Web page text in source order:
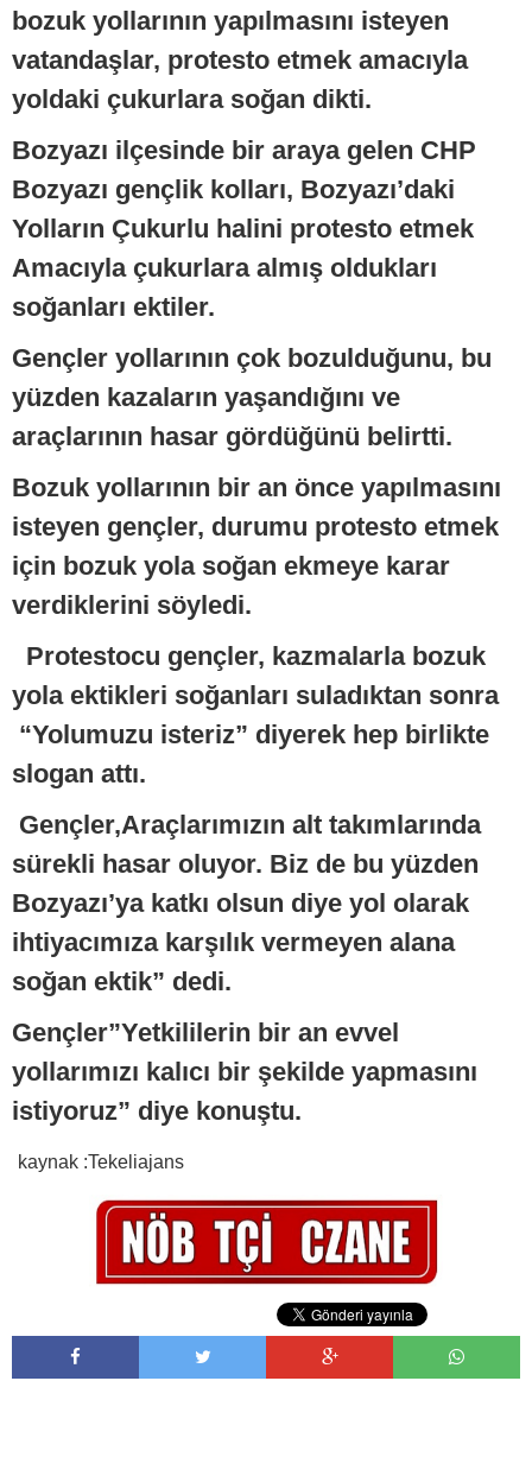
bozuk yollarının yapılmasını isteyen
vatandaşlar, protesto etmek amacıyla
yoldaki çukurlara soğan dikti.
Bozyazı ilçesinde bir araya gelen CHP
Bozyazı gençlik kolları, Bozyazı’daki
Yolların Çukurlu halini protesto etmek
Amacıyla çukurlara almış oldukları
soğanları ektiler.
Gençler yollarının çok bozulduğunu, bu
yüzden kazaların yaşandığını ve
araçlarının hasar gördüğünü belirtti.
Bozuk yollarının bir an önce yapılmasını
isteyen gençler, durumu protesto etmek
için bozuk yola soğan ekmeye karar
verdiklerini söyledi.
Protestocu gençler, kazmalarla bozuk
yola ektikleri soğanları suladıktan sonra
“Yolumuzu isteriz” diyerek hep birlikte
slogan attı.
Gençler,Araçlarımızın alt takımlarında
sürekli hasar oluyor. Biz de bu yüzden
Bozyazı’ya katkı olsun diye yol olarak
ihtiyacımıza karşılık vermeyen alana
soğan ektik” dedi.
Gençler”Yetkililerin bir an evvel
yollarımızı kalıcı bir şekilde yapmasını
istiyoruz” diye konuştu.
kaynak :Tekeliajans